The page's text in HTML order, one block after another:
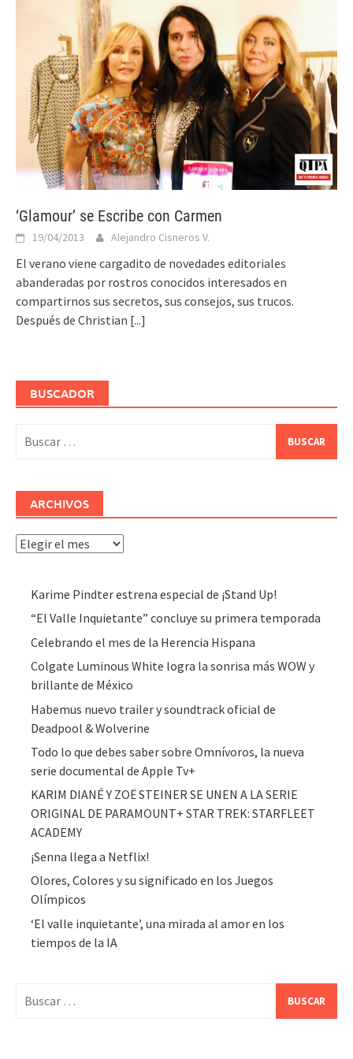
‘Glamour’ se Escribe con Carmen
19/04/2013 Alejandro Cisneros V.
El verano viene cargadito de novedades editoriales
abanderadas por rostros conocidos interesados en
compartirnos sus secretos, sus consejos, sus trucos.
Después de Christian [...]
BUSCADOR
ARCHIVOS
Archivos
Karime Pindter estrena especial de ¡Stand Up!
“El Valle Inquietante” concluye su primera temporada
Celebrando el mes de la Herencia Hispana
Colgate Luminous White logra la sonrisa más WOW y
brillante de México
Habemus nuevo trailer y soundtrack oficial de
Deadpool & Wolverine
Todo lo que debes saber sobre Omnívoros, la nueva
serie documental de Apple Tv+
KARIM DIANÉ Y ZOË STEINER SE UNEN A LA SERIE
ORIGINAL DE PARAMOUNT+ STAR TREK: STARFLEET
ACADEMY
¡Senna llega a Netflix!
Olores, Colores y su significado en los Juegos
Olímpicos
‘El valle inquietante’, una mirada al amor en los
tiempos de la IA